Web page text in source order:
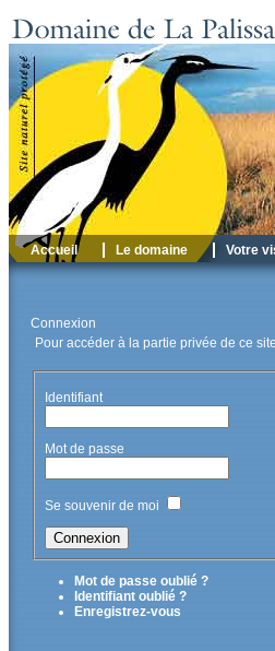
Accueil Le domaine Votre
Connexion
Pour accéder à la partie privée de ce
Identifiant
Mot de passe
Se souvenir de moi
Mot de passe oublié ?
Identifiant oublié ?
Enregistrez-vous